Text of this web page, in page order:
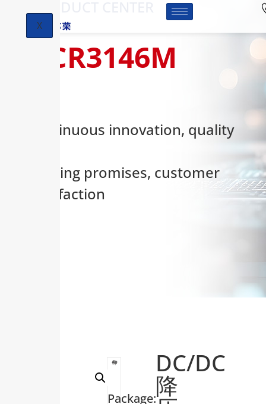
X
HCR3146M
Continuous innovation, quality
keeping promises, customer
satisfaction
Package:
DC/DC
降